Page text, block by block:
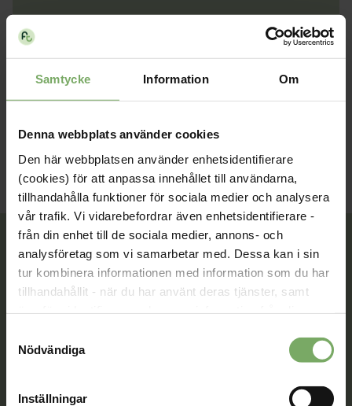
Samtycke Information Om
Denna webbplats använder cookies
Den här webbplatsen använder enhetsidentifierare
(cookies) för att anpassa innehållet till användarna,
tillhandahålla funktioner för sociala medier och analysera
vår trafik. Vi vidarebefordrar även enhetsidentifierare -
från din enhet till de sociala medier, annons- och
analysföretag som vi samarbetar med. Dessa kan i sin
tur kombinera informationen med information som du har
tillhandahållit - när du har använt deras tjänster, samt
området. Du godkänner våra cookies vid fortsatt
Nödvändiga
Inställningar
Tillsammans rör vi oss framåt. Du är en viktig del
av vår rörelse.